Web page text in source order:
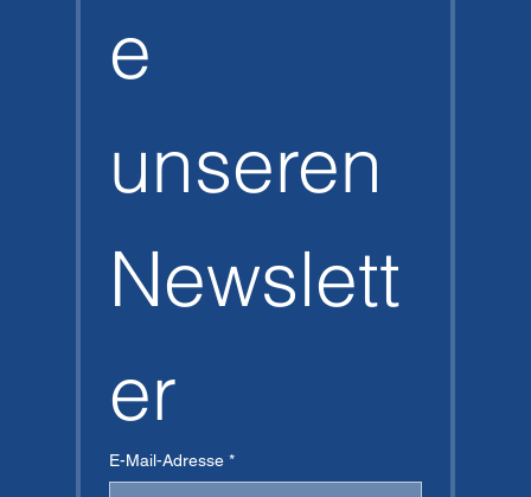
e
unseren
Newslett
er
E-Mail-Adresse *